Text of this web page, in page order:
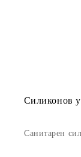
Силиконов
Санитарен